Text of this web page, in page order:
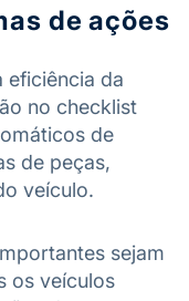
de ações
eficiência da
no checklist
de
de peças,
veículo.
sejam
os veículos